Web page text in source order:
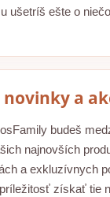
ušetríš ešte o
novinky a
budeš
najnovších
a exkluzívnych
získať tie